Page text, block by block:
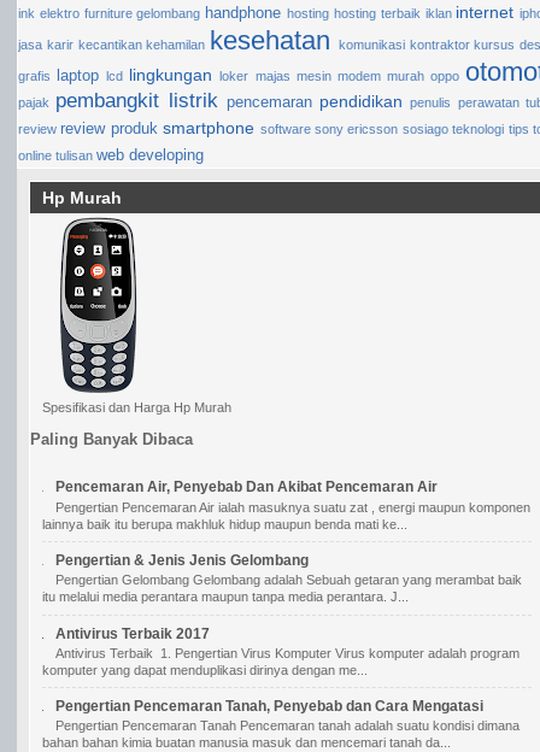
ink elektro furniture gelombang handphone hosting hosting terbaik iklan internet
jasa karir kecantikan kehamilan kesehatan komunikasi kontraktor kursus
grafis laptop lcd lingkungan loker majas mesin modem murah oppo
pajak pembangkit listrik pencemaran pendidikan penulis perawatan
review review produk smartphone software sony ericsson sosiago teknologi tips
online tulisan web developing
Hp Murah
Spesifikasi dan Harga Hp Murah
Paling Banyak Dibaca
Pencemaran Air, Penyebab Dan Akibat Pencemaran Air
Pengertian Pencemaran Air ialah masuknya suatu zat , energi maupun komponen
lainnya baik itu berupa makhluk hidup maupun benda mati ke...
Pengertian & Jenis Jenis Gelombang
Pengertian Gelombang Gelombang adalah Sebuah getaran yang merambat baik
itu melalui media perantara maupun tanpa media perantara. J...
Antivirus Terbaik 2017
Antivirus Terbaik 1. Pengertian Virus Komputer Virus komputer adalah program
komputer yang dapat menduplikasi dirinya dengan me...
Pengertian Pencemaran Tanah, Penyebab dan Cara Mengatasi
Pengertian Pencemaran Tanah Pencemaran tanah adalah suatu kondisi dimana
bahan bahan kimia buatan manusia masuk dan mencemari tanah da...